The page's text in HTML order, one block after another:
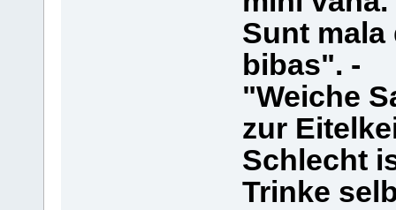
Sunt mala
bibas". -
"Weiche
zur
Schlecht
Trinke